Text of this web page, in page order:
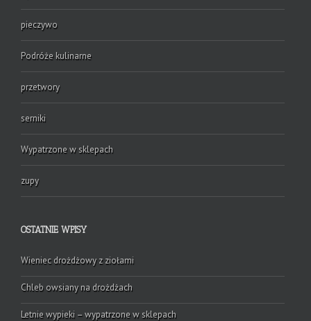
pieczywo
Podróże kulinarne
przetwory
serniki
Wypatrzone w sklepach
zupy
OSTATNIE WPISY
Wieniec drożdżowy z ziołami
Chleb owsiany na drożdżach
Letnie wypieki – wypatrzone w sklepach